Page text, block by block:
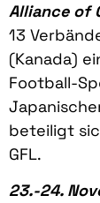
Alliance of
13
(Kanada)
Football-
beteiligt
GFL.
23.-24.